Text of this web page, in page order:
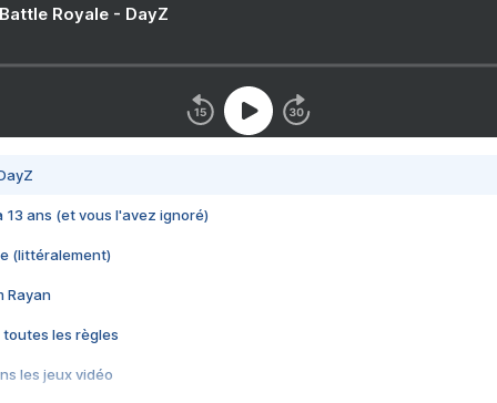
Royale - DayZ
13 ans (et vous l'avez ignoré)
(littéralement)
Rayan
toutes les règles
les jeux vidéo